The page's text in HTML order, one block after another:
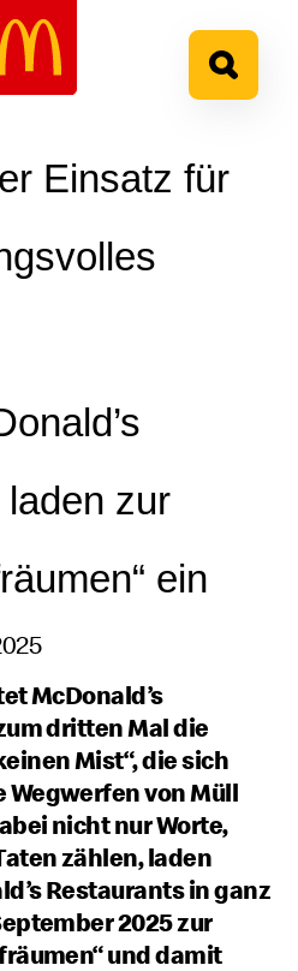
Einsatz für
zur
ein
McDonald’s
dritten Mal die
Mist“, die sich
Wegwerfen von Müll
nicht nur Worte,
zählen, laden
Restaurants in ganz
2025 zur
und damit